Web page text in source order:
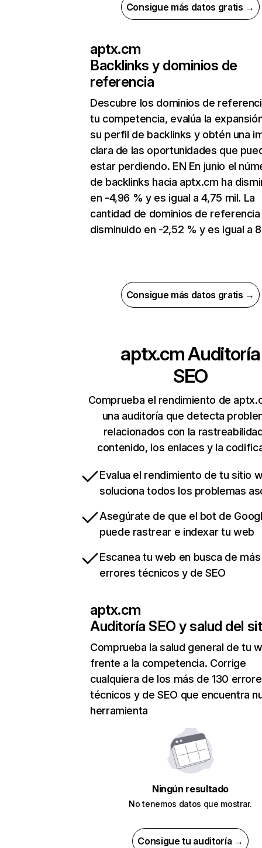
Consigue más datos gratis →
aptx.cm
Backlinks y dominios de
referencia
Descubre los dominios de
tu competencia, evalúa la
su perfil de backlinks y obtén una
clara de las oportunidades que
estar perdiendo. EN En junio el
de backlinks hacia aptx.cm ha
en -4,96 % y es igual a 4,75 mil. La
cantidad de dominios de referencia
disminuido en -2,52 % y es igual a
Consigue más datos gratis →
aptx.cmAuditoría
SEO
Comprueba el rendimiento de
una auditoría que detecta
relacionados con la
contenido, los enlaces y la
Evalua el rendimiento de tu sitio
soluciona todos los problemas
Asegúrate de que el bot de
puede rastrear e indexar tu web
Escanea tu web en busca de
errores técnicos y de SEO
aptx.cm
Auditoría SEO y salud del
Comprueba la salud general de tu
frente a la competencia. Corrige
cualquiera de los más de 130
técnicos y de SEO que encuentra
herramienta
Ningún resultado
No tenemos datos que mostrar.
Consigue tu auditoría →